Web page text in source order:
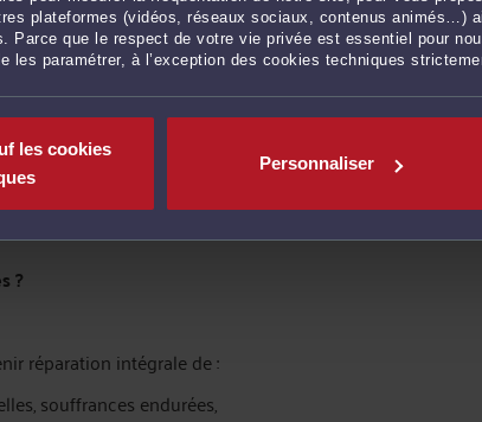
plateformes (vidéos, réseaux sociaux, contenus animés…)
Parce que le respect de votre vie privée est essentiel pour
les paramétrer, à l’exception des cookies techniques
les cookies
Personnaliser
n’est pas exclusive).
?
réparation intégrale de :
souffrances endurées,